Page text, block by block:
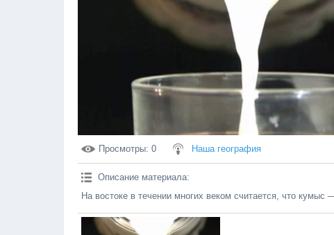
Просмотры: 0 Наша география
Описание материала:
На востоке в течении многих веком считается, что кумыс